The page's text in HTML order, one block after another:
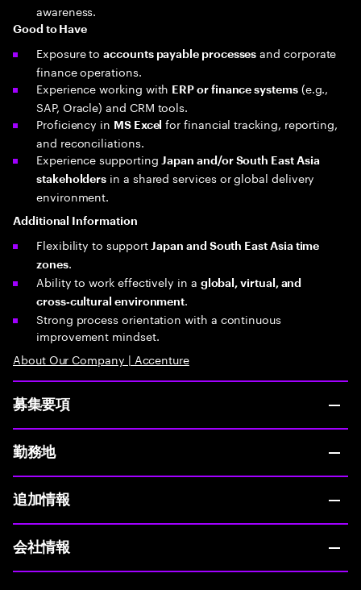
awareness.
Good to Have
Exposure toaccounts payable processes and corporate
finance operations.
Experience working with ERP or finance systems(e.g.,
SAP, Oracle) and CRM tools.
Proficiency in MS Excel for financial tracking, reporting,
and reconciliations.
Experience supporting Japan and/or South East Asia
stakeholders in a shared services or global delivery
environment.
Additional Information
Flexibility to support Japan and South East Asia time
zones.
Ability to work effectively in a global, virtual, and
cross‑cultural environment.
Strong process orientation with a continuous
improvement mindset.
About Our Company | Accenture
募集要項
勤務地
追加情報
会社情報